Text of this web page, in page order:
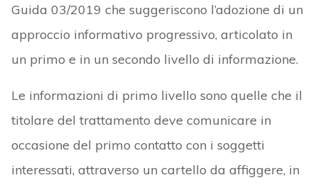
Guida 03/2019 che suggeriscono l’adozione di un
approccio informativo progressivo, articolato in
un primo e in un secondo livello di informazione.
Le informazioni di primo livello sono quelle che il
titolare del trattamento deve comunicare in
occasione del primo contatto con i soggetti
interessati, attraverso un cartello da affiggere, in